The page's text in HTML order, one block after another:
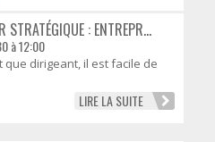
STRATÉGIQUE : ENTREPR...
à 12:00
que dirigeant, il est facile de
LIRE LA SUITE